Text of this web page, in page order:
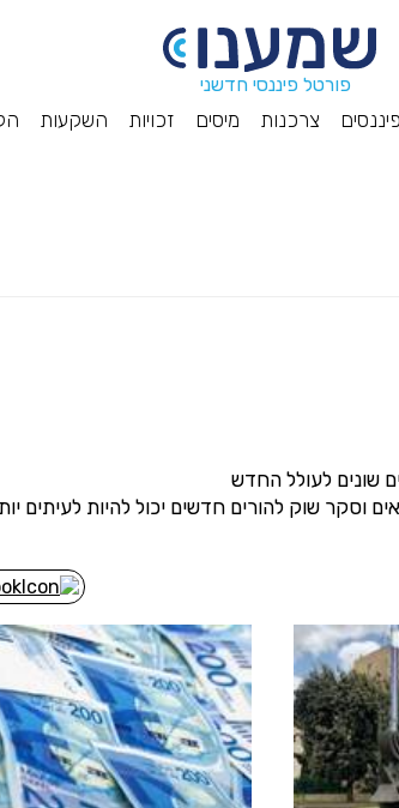
פורטל פיננסי חדשני
צרכנות מיסים זכויות השקעות
שונים לעולל החדש
וסקר שוק להורים חדשים יכול להיות לעיתים